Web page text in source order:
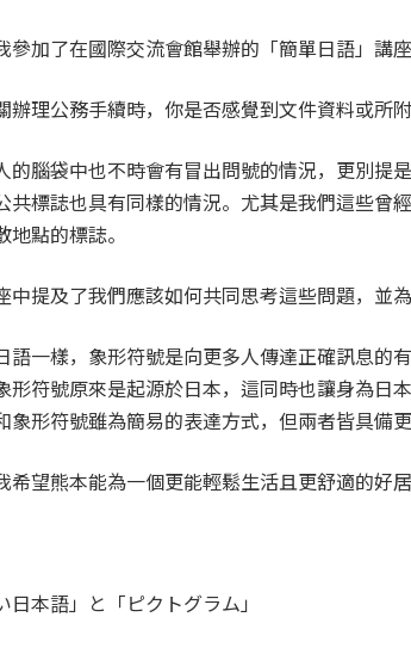
參加了在國際交流會館舉辦的「簡單日語」講座
辦理公務手續時，你是否感覺到文件資料或所
的腦袋中也不時會有冒出問號的情況，更別提
共標誌也具有同樣的情況。尤其是我們這些曾
地點的標誌。
中提及了我們應該如何共同思考這些問題，並
語一樣，象形符號是向更多人傳達正確訊息的
形符號原來是起源於日本，這同時也讓身為日本
象形符號雖為簡易的表達方式，但兩者皆具備
希望熊本能為一個更能輕鬆生活且更舒適的好居
日本語」と「ピクトグラム」